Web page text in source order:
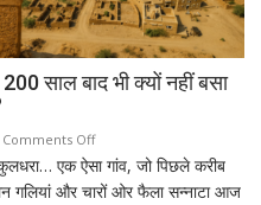
साल बाद भी क्यों नहीं बसा
Comments Offon
कुलधरा:
एक
एक ऐसा गांव, जो पिछले करीब
गलियां और चारों ओर फैला सन्नाटा आज